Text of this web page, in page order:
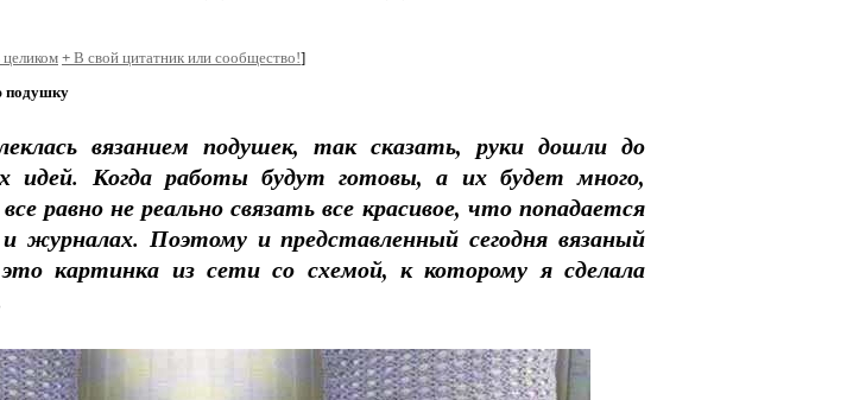
+ В свой цитатник или сообщество!]
подушку
вязанием подушек, так сказать, руки дошли до
идей. Когда работы будут готовы, а их будет много,
равно не реально связать все красивое, что попадается
журналах. Поэтому и представленный сегодня вязаный
картинка из сети со схемой, к которому я сделала